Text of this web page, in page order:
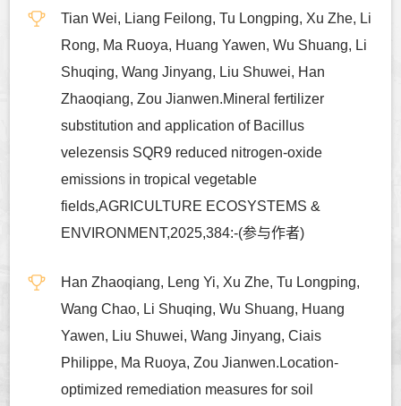
Tian Wei, Liang Feilong, Tu Longping, Xu Zhe, Li
Rong, Ma Ruoya, Huang Yawen, Wu Shuang, Li
Shuqing, Wang Jinyang, Liu Shuwei, Han
Zhaoqiang, Zou Jianwen.Mineral fertilizer
substitution and application of Bacillus
velezensis SQR9 reduced nitrogen-oxide
emissions in tropical vegetable
fields,AGRICULTURE ECOSYSTEMS &
ENVIRONMENT,2025,384:-(参与作者)
Han Zhaoqiang, Leng Yi, Xu Zhe, Tu Longping,
Wang Chao, Li Shuqing, Wu Shuang, Huang
Yawen, Liu Shuwei, Wang Jinyang, Ciais
Philippe, Ma Ruoya, Zou Jianwen.Location-
optimized remediation measures for soil